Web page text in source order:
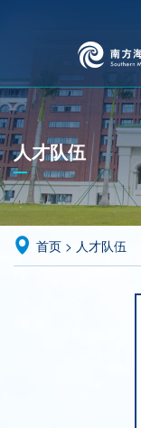
人才队伍
首页 > 人才队伍